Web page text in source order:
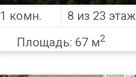
1 комн.
8 из 23 этаж
Площадь: 67 м2